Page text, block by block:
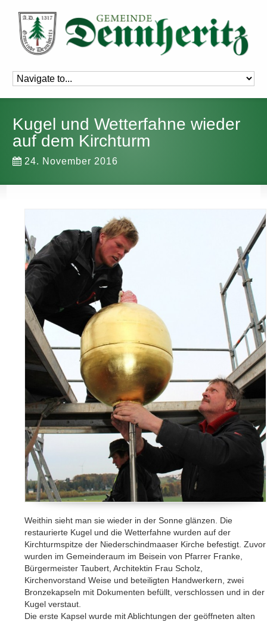
Kugel und Wetterfahne wieder
auf dem Kirchturm
24. November 2016
Weithin sieht man sie wieder in der Sonne glänzen. Die
restaurierte Kugel und die Wetterfahne wurden auf der
Kirchturmspitze der Niederschindmaaser Kirche befestigt. Zuvor
wurden im Gemeinderaum im Beisein von Pfarrer Franke,
Bürgermeister Taubert, Architektin Frau Scholz,
Kirchenvorstand Weise und beteiligten Handwerkern, zwei
Bronzekapseln mit Dokumenten befüllt, verschlossen und in der
Kugel verstaut.
Die erste Kapsel wurde mit Ablichtungen der geöffneten alten